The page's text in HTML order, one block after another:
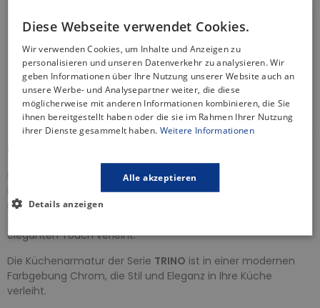
Sicherheitsrichtlinie
Gratis Versand
30 Tage Rückgaberecht
Informationen zur Produktsicherheit
Die Küchenbatterie ist ein wichtiges Element in jeder Küche.
Die von uns angebotenen Küchenarmaturen zeichnen sich
nicht nur durch ihre Funktionalität, sondern auch durch ihr
eleganten Touch verleiht.
Die Küchenarmatur der Serie TRINO ist in einer modernen
Farbgebung Chrom, die Stil und Eleganz in Ihre Küche
verleiht.
Diese Webseite verwendet Cookies.
Wir verwenden Cookies, um Inhalte und Anzeigen zu
personalisieren und unseren Datenverkehr zu analysieren. Wir
geben Informationen über Ihre Nutzung unserer Website auch an
unsere Werbe- und Analysepartner weiter, die diese
möglicherweise mit anderen Informationen kombinieren, die Sie
ihnen bereitgestellt haben oder die sie im Rahmen Ihrer Nutzung
ihrer Dienste gesammelt haben. Weitere Informationen
Alle akzeptieren
Details anzeigen